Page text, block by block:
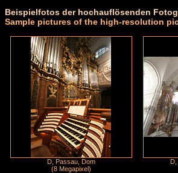
Beispielfotos der hochauflösenden
Sample pictures of the high-resolution
D, Passau, Dom
(8 Megapixel)
D,